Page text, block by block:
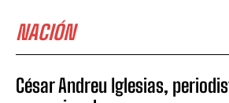
NACIÓN
César Andreu Iglesias,